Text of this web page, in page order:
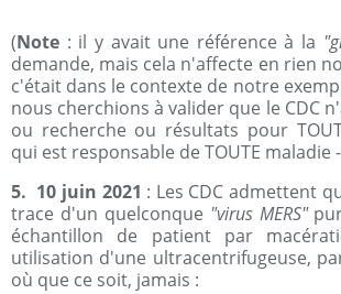
(Note : il y avait une référence à la
demande, mais cela n'affecte en rien
c'était dans le contexte de notre
nous cherchions à valider que le CDC
ou recherche ou résultats pour
qui est responsable de TOUTE maladie -
5. 10 juin 2021 : Les CDC admettent
trace d'un quelconque "virus MERS"
échantillon de patient par
utilisation d'une ultracentrifugeuse,
où que ce soit, jamais :